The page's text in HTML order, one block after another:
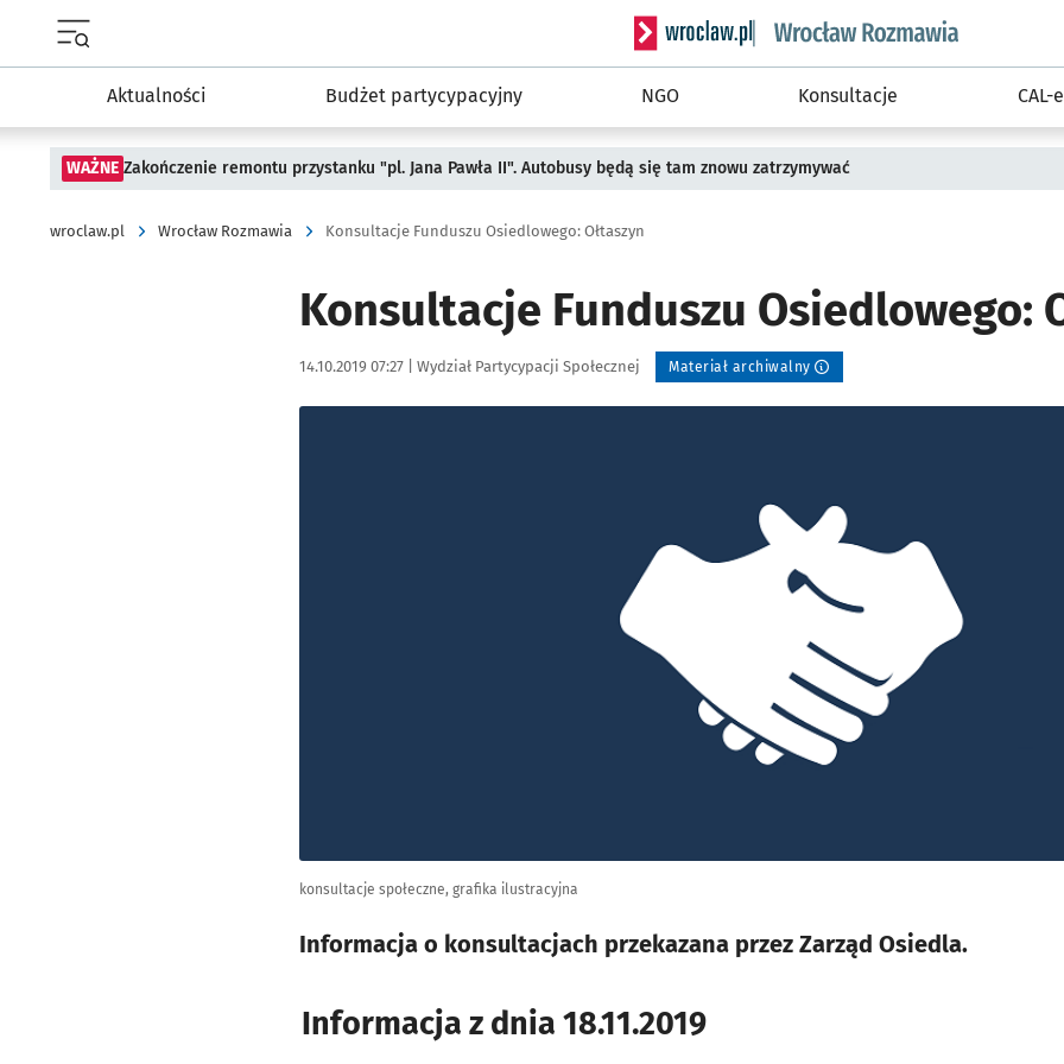
Serwis informacyjny wroclaw.pl podserwis:
Aktualności Budżet partycypacyjny NGO Konsultacje CAL-e
WAŻNE Zakończenie remontu przystanku "pl. Jana Pawła II". Autobusy będą się tam znowu zatrzymywać
wroclaw.pl Wrocław Rozmawia Konsultacje Funduszu Osiedlowego: Ołtaszyn
Konsultacje Funduszu Osiedlowego:
Data publikacji:
14.10.2019 07:27 | Autor:
Wydział Partycypacji Społecznej Materiał archiwalny
konsultacje społeczne, grafika ilustracyjna
Informacja o konsultacjach przekazana przez Zarząd Osiedla.
Informacja z dnia 18.11.2019